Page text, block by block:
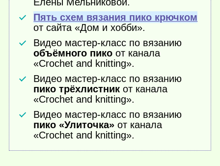
Елены Мельниковой.
Пять схем вязания пико крючком
от сайта «Дом и хобби».
Видео мастер-класс по вязанию
объёмного пико от канала
«Crochet and knitting».
Видео мастер-класс по вязанию
пико трёхлистник от канала
«Crochet and knitting».
Видео мастер-класс по вязанию
пико «Улиточка» от канала
«Crochet and knitting».